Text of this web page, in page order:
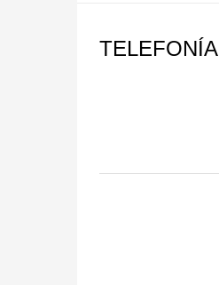
TELEFONÍA